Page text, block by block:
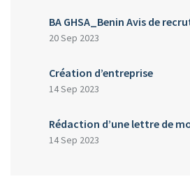
BA GHSA_Benin Avis de
20 Sep 2023
Création d’entreprise
14 Sep 2023
Rédaction d’une lettre de
14 Sep 2023